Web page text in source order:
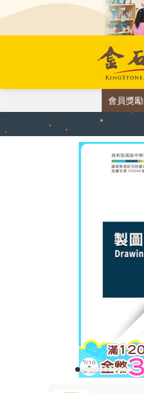
會員獎勵